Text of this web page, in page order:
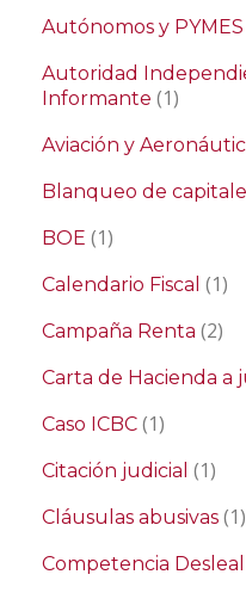
Autónomos y PYMES
Autoridad
Informante (1)
Aviación y
Blanqueo de
BOE (1)
Calendario Fiscal (1)
Campaña Renta (2)
Carta de Hacienda a
Caso ICBC (1)
Citación judicial (1)
Cláusulas abusivas (1)
Competencia Desleal